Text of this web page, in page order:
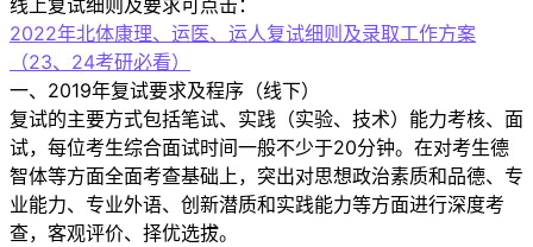
线上复试细则及要求可点击：
2022年北体康理、运医、运人复试细则及录取工作方案
（23、24考研必看）
一、2019年复试要求及程序（线下）
复试的主要方式包括笔试、实践（实验、技术）能力考核、面
试，每位考生综合面试时间一般不少于20分钟。在对考生德
智体等方面全面考查基础上，突出对思想政治素质和品德、专
业能力、专业外语、创新潜质和实践能力等方面进行深度考
查，客观评价、择优选拔。